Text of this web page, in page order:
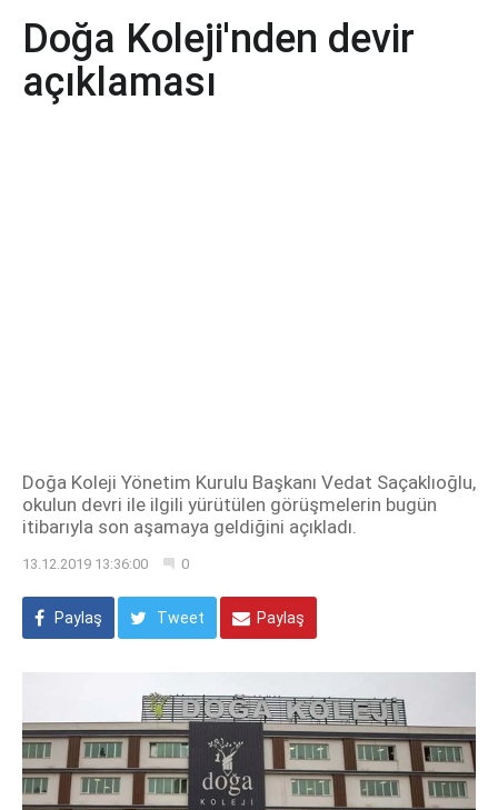
Doğa Koleji'nden devir
açıklaması
Doğa Koleji Yönetim Kurulu Başkanı Vedat Saçaklıoğlu,
okulun devri ile ilgili yürütülen görüşmelerin bugün
itibarıyla son aşamaya geldiğini açıkladı.
13.12.2019 13:36:00 0
Paylaş Tweet Paylaş